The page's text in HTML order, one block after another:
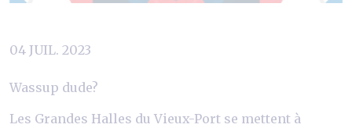
04 JUIL. 2023
Wassup dude?
Les Grandes Halles du Vieux-Port se mettent à